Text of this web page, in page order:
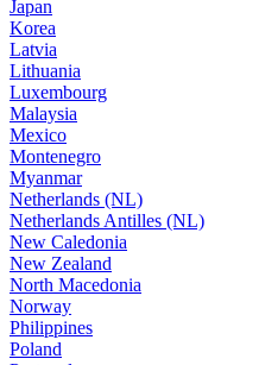
Japan
Korea
Latvia
Lithuania
Luxembourg
Malaysia
Mexico
Montenegro
Myanmar
Netherlands (NL)
Netherlands Antilles (NL)
New Caledonia
New Zealand
North Macedonia
Norway
Philippines
Poland